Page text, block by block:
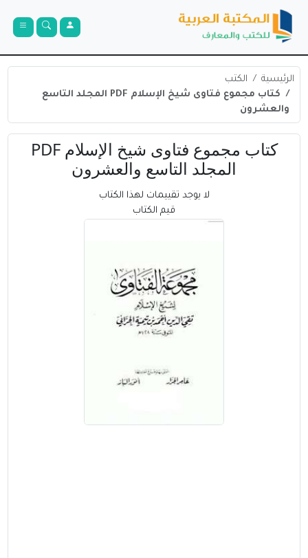
الرئيسية
الكتب
كتاب مجموع فتاوى شيخ الإسلام PDF المجلد التاسع
والعشرون
كتاب مجموع فتاوى شيخ الإسلام PDF
المجلد التاسع والعشرون
لا يوجد تقييمات لهذا الكتاب
قيم الكتاب